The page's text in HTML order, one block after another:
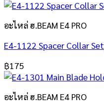
อะไหล่ ฮ.BEAM E4 PRO
E4-1122 Spacer Collar Set
฿175
อะไหล่ ฮ.BEAM E4 PRO